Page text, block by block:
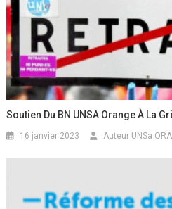
Soutien Du BN UNSA Orange À La
16 janvier 2023 Auteur UNSa